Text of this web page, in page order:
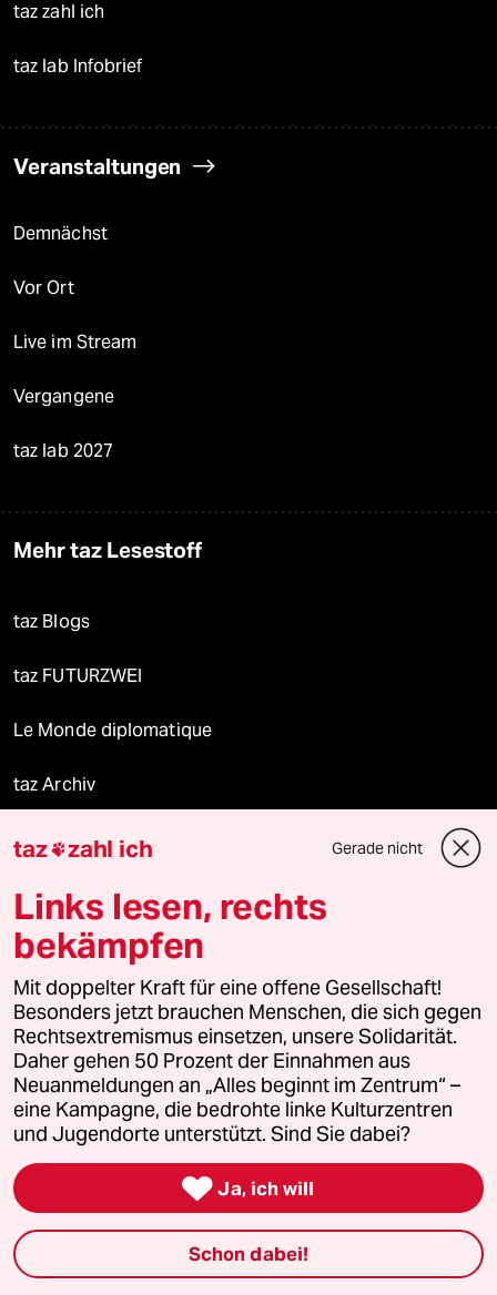
taz zahl ich
taz lab Infobrief
Veranstaltungen
Demnächst
Vor Ort
Live im Stream
Vergangene
taz lab 2027
Mehr taz Lesestoff
taz Blogs
taz FUTURZWEI
Le Monde diplomatique
taz Archiv
Reisen
Kantine
Shop
Anzeigen
Fragen & Hilfe
Feedback
taz zahl ich Gerade nicht
Links lesen, rechts
bekämpfen
Mit doppelter Kraft für eine offene Gesellschaft!
Besonders jetzt brauchen Menschen, die sich gegen
Rechtsextremismus einsetzen, unsere Solidarität.
Daher gehen 50 Prozent der Einnahmen aus
Neuanmeldungen an „Alles beginnt im Zentrum“ –
eine Kampagne, die bedrohte linke Kulturzentren
und Jugendorte unterstützt. Sind Sie dabei?
 Ja, ich will
Schon dabei!